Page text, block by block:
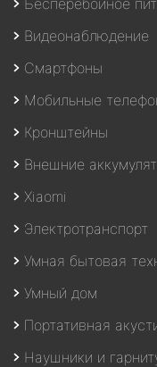
Видеонаблюдение
Смартфоны
Мобильные
Кронштейны
Внешние
Xiaomi
Электротранспорт
Умная бытовая
Умный дом
Портативная
Наушники и